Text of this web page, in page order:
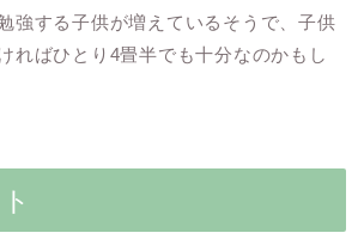
強する子供が増えているそうで、子供
ればひとり4畳半でも十分なのかもし